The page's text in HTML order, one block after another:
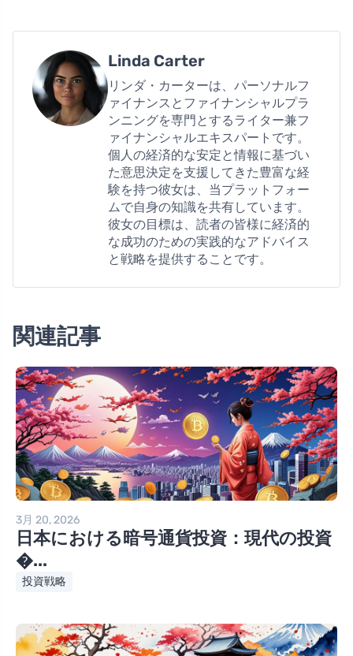
Linda Carter
リンダ・カーターは、パーソナルフ
ァイナンスとファイナンシャルプラ
ンニングを専門とするライター兼フ
ァイナンシャルエキスパートです。
個人の経済的な安定と情報に基づい
た意思決定を支援してきた豊富な経
験を持つ彼女は、当プラットフォー
ムで自身の知識を共有しています。
彼女の目標は、読者の皆様に経済的
な成功のための実践的なアドバイス
と戦略を提供することです。
関連記事
3月 20, 2026
日本における暗号通貨投資：現代の投資
�...
投資戦略